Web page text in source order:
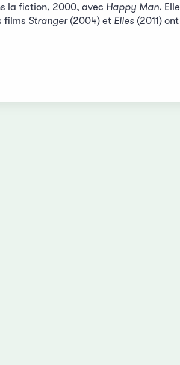
la fiction, 2000, avec Happy Man. Elle
films Stranger(2004) et Elles(2011) ont